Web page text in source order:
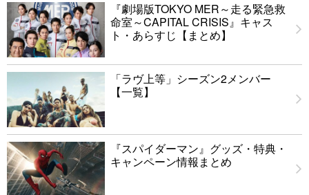
『劇場版TOKYO MER～走る緊急救
命室～CAPITAL CRISIS』キャス
ト・あらすじ【まとめ】
「ラヴ上等」シーズン2メンバー
【一覧】
『スパイダーマン』グッズ・特典・
キャンペーン情報まとめ